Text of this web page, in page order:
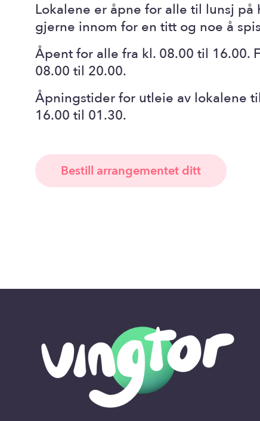
Lokalene er åpne for alle til lunsj på
gjerne innom for en titt og noe å
Åpent for alle fra kl. 08.00 til 16.00.
08.00 til 20.00.
Åpningstider for utleie av lokalene
16.00 til 01.30.
Bestill arrangementet ditt